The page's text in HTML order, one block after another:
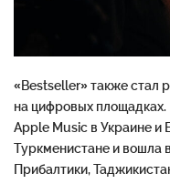
«Bestseller» также стал
на цифровых площадках.
Apple Music в Украине и
Туркменистане и вошла
Прибалтики,